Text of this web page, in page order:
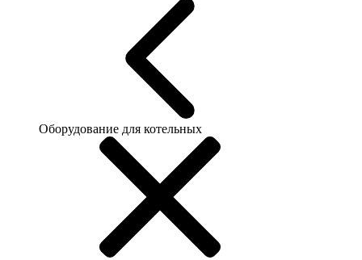
Оборудование для котельных